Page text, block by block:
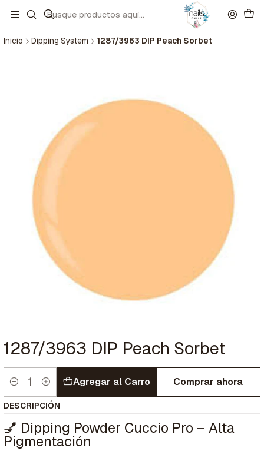
Inicio Dipping System 1287/3963 DIP Peach Sorbet
1287/3963 DIP Peach Sorbet
Cantidad
Agregar al Carro Comprar ahora
DESCRIPCIÓN
💅 Dipping Powder Cuccio Pro – Alta
Pigmentación